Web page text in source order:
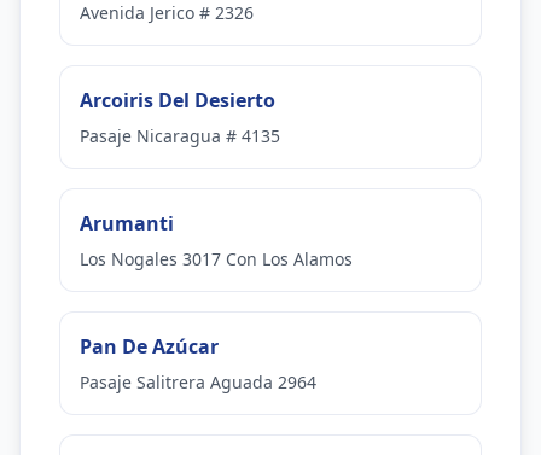
Avenida Jerico # 2326
Arcoiris Del Desierto
Pasaje Nicaragua # 4135
Arumanti
Los Nogales 3017 Con Los Alamos
Pan De Azúcar
Pasaje Salitrera Aguada 2964